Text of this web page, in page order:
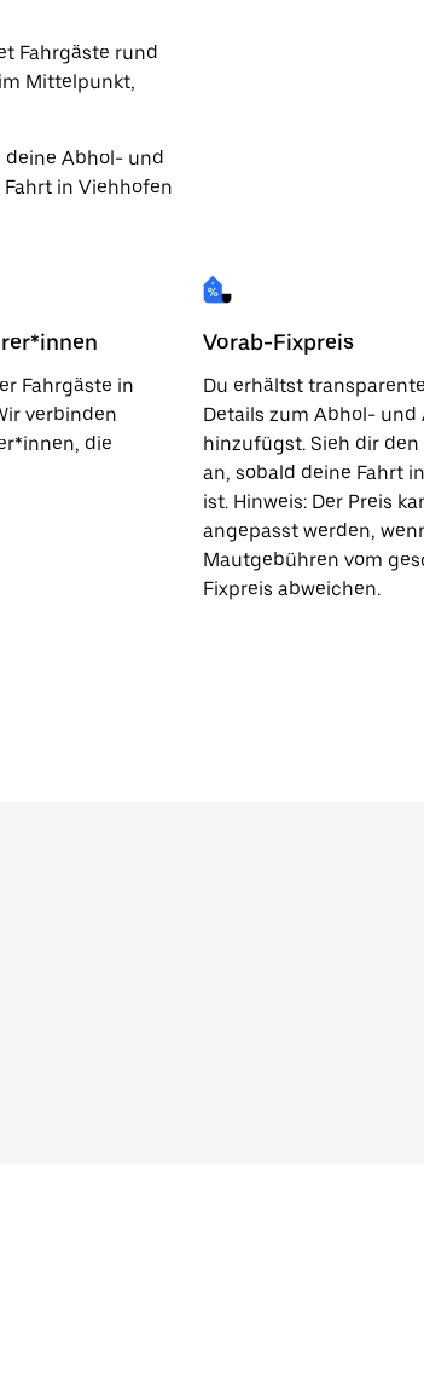
Fahrgäste rund
Mittelpunkt,
deine Abhol- und
in Viehhofen
Fahrgäste in
verbinden
die
Vorab-Fixpreis
Du erhältst
Details zum Abhol-
hinzufügst. Sieh dir
an, sobald deine Fahrt
ist. Hinweis: Der Preis
angepasst werden,
Mautgebühren vom
Fixpreis abweichen.